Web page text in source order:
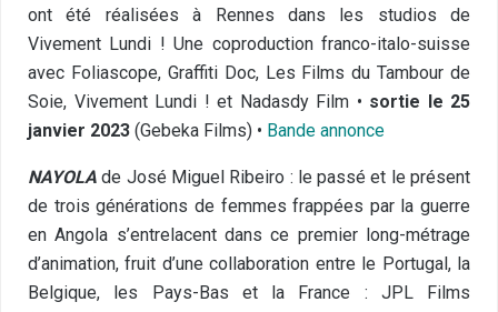
ont été réalisées à Rennes dans les studios de
Vivement Lundi ! Une coproduction franco-italo-suisse
avec Foliascope, Graffiti Doc, Les Films du Tambour de
Soie, Vivement Lundi ! et Nadasdy Film • sortie le 25
janvier 2023 (Gebeka Films) • Bande annonce
NAYOLAde José Miguel Ribeiro : le passé et le présent
de trois générations de femmes frappées par la guerre
en Angola s’entrelacent dans ce premier long-métrage
d’animation, fruit d’une collaboration entre le Portugal, la
Belgique, les Pays-Bas et la France : JPL Films